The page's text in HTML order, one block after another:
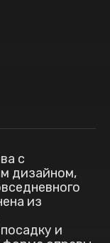
с
дизайном,
из
и